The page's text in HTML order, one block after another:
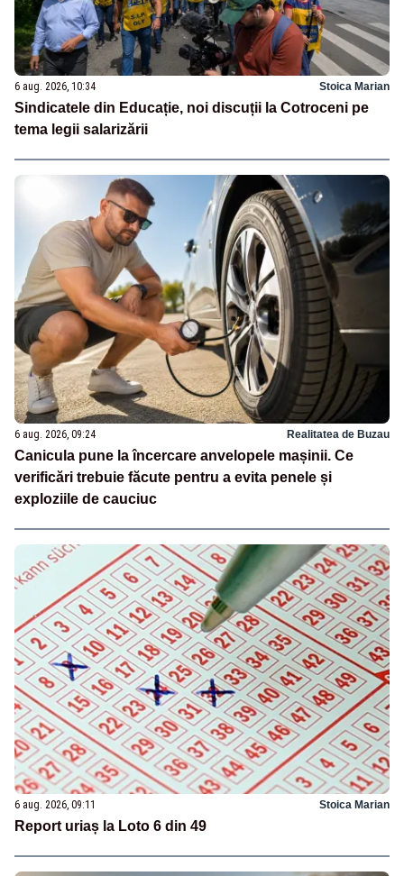
6 aug. 2026, 10:34 Stoica Marian
Sindicatele din Educație, noi discuții la Cotroceni pe
tema legii salarizării
6 aug. 2026, 09:24 Realitatea de Buzau
Canicula pune la încercare anvelopele mașinii. Ce
verificări trebuie făcute pentru a evita penele și
exploziile de cauciuc
6 aug. 2026, 09:11 Stoica Marian
Report uriaș la Loto 6 din 49